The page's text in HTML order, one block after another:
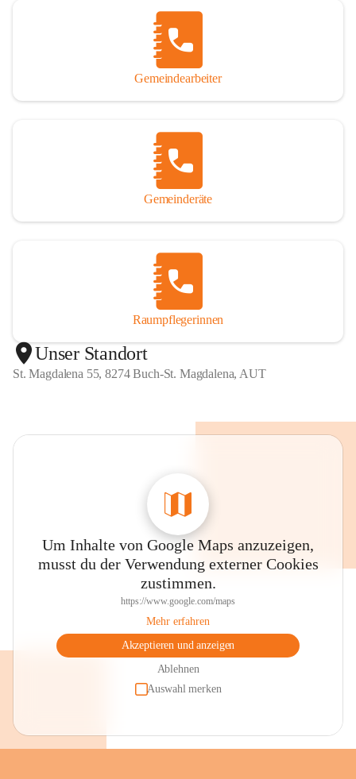
Gemeindearbeiter
Gemeinderäte
Raumpflegerinnen
Unser Standort
St. Magdalena 55, 8274 Buch-St. Magdalena, AUT
Um Inhalte von Google Maps anzuzeigen,
musst du der Verwendung externer Cookies
zustimmen.
https://www.google.com/maps
Mehr erfahren
Akzeptieren und anzeigen
Ablehnen
Auswahl merken